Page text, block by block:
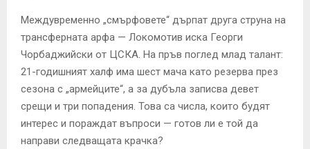
Междувременно „смърфовете“ дърпат друга струна на
трансферната арфа — Локомотив иска Георги
Чорбаджийски от ЦСКА. На пръв поглед млад талант:
21-годишният халф има шест мача като резерва през
сезона с „армейците“, а за дубъла записва девет
срещи и три попадения. Това са числа, които будят
интерес и пораждат въпроси — готов ли е той да
направи следващата крачка?